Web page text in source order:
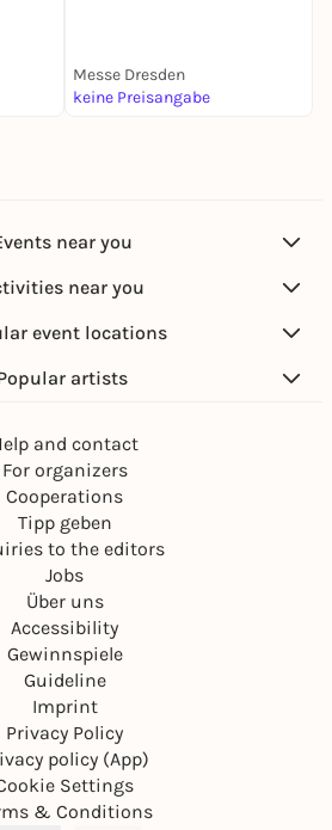
Messe Dresden
keine Preisangabe
near you
near you
event locations
artists
and contact
For organizers
Cooperations
Tipp geben
to the editors
Jobs
Über uns
Accessibility
Gewinnspiele
Guideline
Imprint
Privacy Policy
policy (App)
Settings
& Conditions